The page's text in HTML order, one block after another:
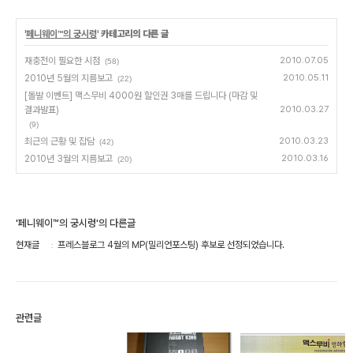
'페니웨이™의 궁시렁' 카테고리의 다른 글
재충전이 필요한 시점 (58) 2010.07.05
2010년 5월의 지름보고 (22) 2010.05.11
[돌발 이벤트] 맥스무비 4000원 할인권 3매를 드립니다 (마감 및
결과발표)
(9)
2010.03.27
최근의 근황 및 잡담 (42) 2010.03.23
2010년 3월의 지름보고 (20) 2010.03.16
'페니웨이™의 궁시렁'의 다른글
현재글 프레스블로그 4월의 MP(밀리언포스팅) 후보로 선정되었습니다.
관련글